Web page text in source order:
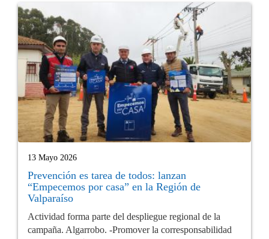
13 Mayo 2026
Prevención es tarea de todos: lanzan
“Empecemos por casa” en la Región de
Valparaíso
Actividad forma parte del despliegue regional de la
campaña. Algarrobo. -Promover la corresponsabilidad